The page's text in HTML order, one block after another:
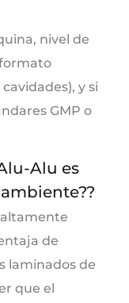
nivel de
y si
GMP o
Alu es
de
laminados de
que el